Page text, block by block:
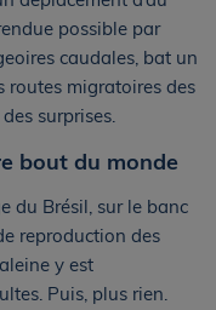
possible par
caudales, bat un
routes migratoires des
surprises.
bout du monde
du Brésil, sur le banc
reproduction des
y est
Puis, plus rien.